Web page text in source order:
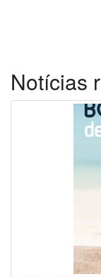
Notícias